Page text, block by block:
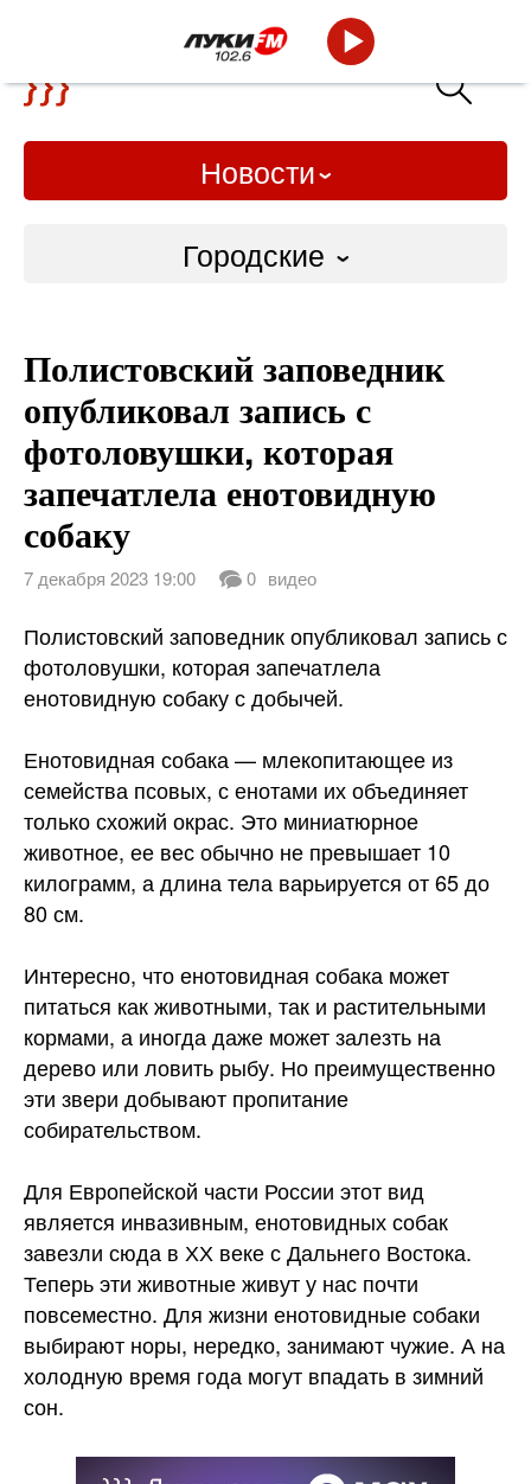
Новости
Городские
Слово Дело
Народные
ВТРК
Полистовский заповедник
опубликовал запись с
фотоловушки, которая
запечатлела енотовидную
собаку
7 декабря 2023 19:00 0 видео
Полистовский заповедник опубликовал запись с
фотоловушки, которая запечатлела
енотовидную собаку с добычей.
Енотовидная собака — млекопитающее из
семейства псовых, с енотами их объединяет
только схожий окрас. Это миниатюрное
животное, ее вес обычно не превышает 10
килограмм, а длина тела варьируется от 65 до
80 см.
Интересно, что енотовидная собака может
питаться как животными, так и растительными
кормами, а иногда даже может залезть на
дерево или ловить рыбу. Но преимущественно
эти звери добывают пропитание
собирательством.
Для Европейской части России этот вид
является инвазивным, енотовидных собак
завезли сюда в ХХ веке с Дальнего Востока.
Теперь эти животные живут у нас почти
повсеместно. Для жизни енотовидные собаки
выбирают норы, нередко, занимают чужие. А на
холодную время года могут впадать в зимний
сон.